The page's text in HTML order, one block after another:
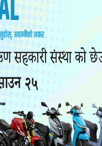
बागी उम्मेदवार